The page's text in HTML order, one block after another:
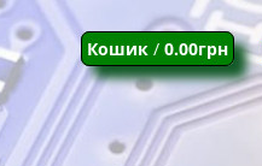
Кошик / 0.00грн